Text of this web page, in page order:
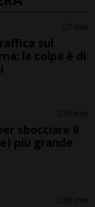
7 min
sul
la colpa è di
26 min
sbocciare il
più grande
36 min